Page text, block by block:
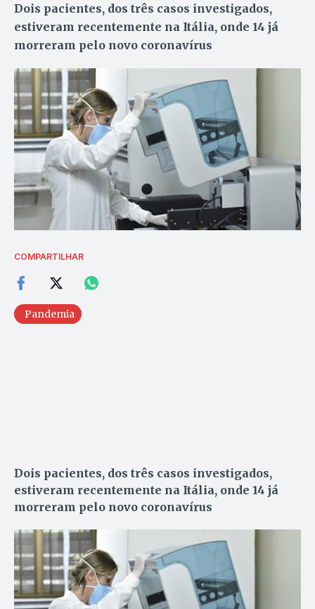
Dois pacientes, dos três casos investigados,
estiveram recentemente na Itália, onde 14 já
morreram pelo novo coronavírus
COMPARTILHAR
Pandemia
Dois pacientes, dos três casos investigados,
estiveram recentemente na Itália, onde 14 já
morreram pelo novo coronavírus